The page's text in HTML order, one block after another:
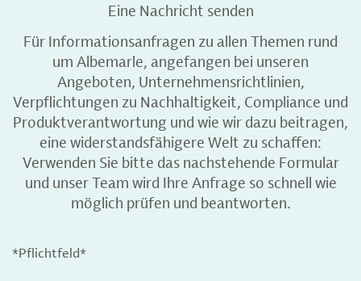
Eine Nachricht senden
Für Informationsanfragen zu allen Themen rund
um Albemarle, angefangen bei unseren
Angeboten, Unternehmensrichtlinien,
Verpflichtungen zu Nachhaltigkeit, Compliance und
Produktverantwortung und wie wir dazu beitragen,
eine widerstandsfähigere Welt zu schaffen:
Verwenden Sie bitte das nachstehende Formular
und unser Team wird Ihre Anfrage so schnell wie
möglich prüfen und beantworten.
*Pflichtfeld*